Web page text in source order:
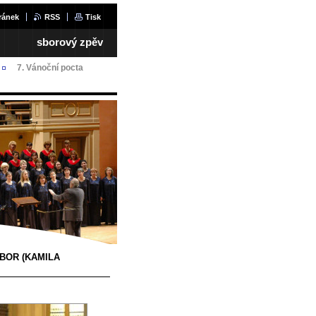
RSS Tisk
sborový zpěv
7. Vánoční pocta
(KAMILA